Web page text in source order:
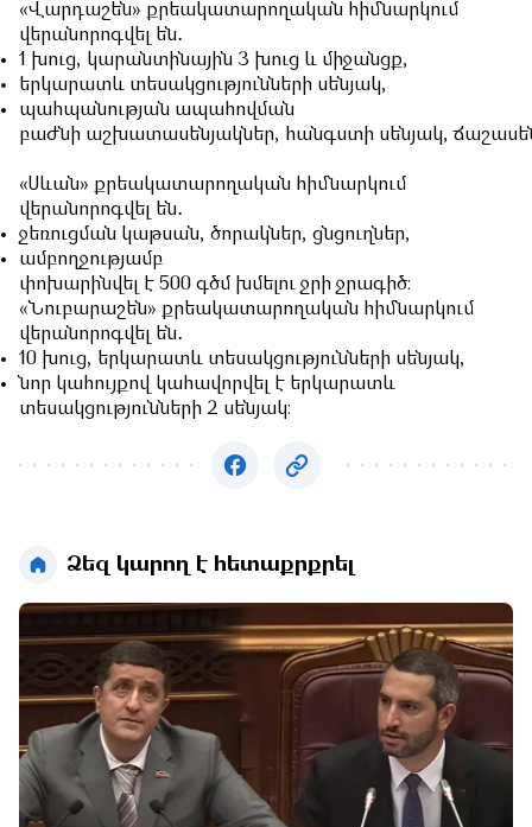
«Վարդաշեն» քրեակատարողական հիմնարկում
վերանորոգվել են․
1 խուց, կարանտինային 3 խուց և միջանցք,
երկարատև տեսակցությունների սենյակ,
պահպանության ապահովման
բաժնի աշխատասենյակներ, հանգստի սենյակ,
«Սևան» քրեակատարողական հիմնարկում
վերանորոգվել են․
ջեռուցման կաթսան, ծորակներ, ցնցուղներ,
ամբողջությամբ
փոխարինվել է 500 գծմ խմելու ջրի ջրագիծ։
«Նուբարաշեն» քրեակատարողական հիմնարկում
վերանորոգվել են․
10 խուց, երկարատև տեսակցությունների սենյակ,
նոր կահույքով կահավորվել է երկարատև
տեսակցությունների 2 սենյակ։
Ձեզ կարող է հետաքրքրել